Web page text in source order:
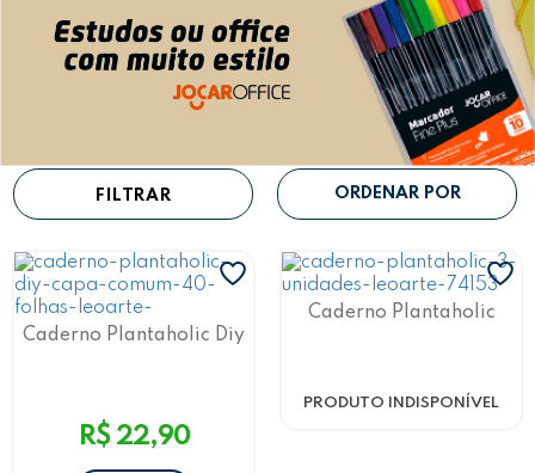
FILTRAR
Caderno Plantaholic Diy
R$ 22,90
Caderno Plantaholic
PRODUTO INDISPONÍVEL